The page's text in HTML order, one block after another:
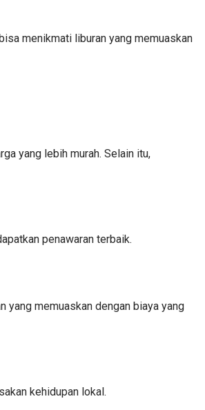
menikmati liburan yang memuaskan
yang lebih murah. Selain itu,
penawaran terbaik.
yang memuaskan dengan biaya yang
kehidupan lokal.